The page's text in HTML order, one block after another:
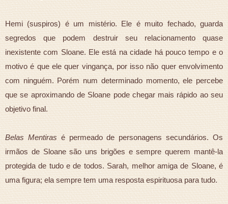
Hemi (suspiros) é um mistério. Ele é muito fechado, guarda
segredos que podem destruir seu relacionamento quase
inexistente com Sloane. Ele está na cidade há pouco tempo e o
motivo é que ele quer vingança, por isso não quer envolvimento
com ninguém. Porém num determinado momento, ele percebe
que se aproximando de Sloane pode chegar mais rápido ao seu
objetivo final.
Belas Mentirasé permeado de personagens secundários. Os
irmãos de Sloane são uns brigões e sempre querem mantê-la
protegida de tudo e de todos. Sarah, melhor amiga de Sloane, é
uma figura; ela sempre tem uma resposta espirituosa para tudo.